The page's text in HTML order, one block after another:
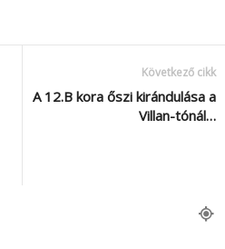
Következő cikk
A 12.B kora őszi kirándulása a
Villan-tónál…